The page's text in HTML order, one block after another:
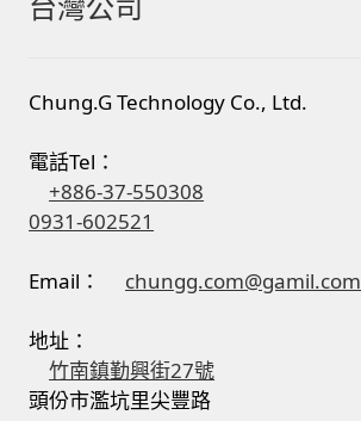
我的帳號
購物車
退款和退貨政策
Chung.G Technology Co., Ltd.
電話Tel：
+886-37-550308
0931-602521
Email： chungg.com@gamil.com
地址：
竹南鎮勤興街27號
頭份市濫坑里尖豐路